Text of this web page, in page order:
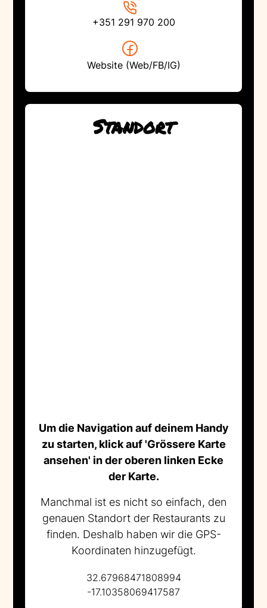
+351 291 970 200
Website (Web/FB/IG)
Standort
Um die Navigation auf deinem Handy
zu starten, klick auf 'Grössere Karte
ansehen' in der oberen linken Ecke
der Karte.
Manchmal ist es nicht so einfach, den
genauen Standort der Restaurants zu
finden. Deshalb haben wir die GPS-
Koordinaten hinzugefügt.
32.67968471808994
-17.10358069417587